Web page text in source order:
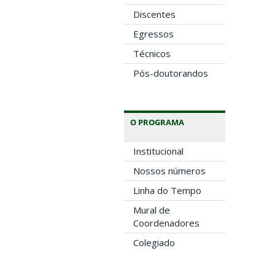
Discentes
Egressos
Técnicos
Pós-doutorandos
O PROGRAMA
Institucional
Nossos números
Linha do Tempo
Mural de
Coordenadores
Colegiado